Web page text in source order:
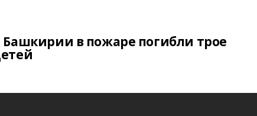
Башкирии в пожаре погибли трое